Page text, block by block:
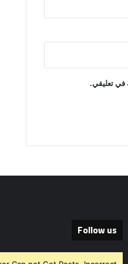
في تعليقي.
Follow us